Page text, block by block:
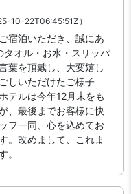
10-22T06:45:51Z）
宿泊いただき、誠にあ
タオル・お水・スリッパ
葉を頂戴し、大変嬉し
しいただけたご様子
テルは今年12月末をも
、最後までお客様に快
フ一同、心を込めてお
。改めまして、これま
。